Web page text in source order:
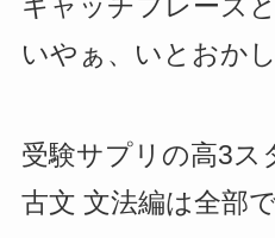
キャッチフレーズ
いやぁ、いとおかし
受験サプリの高3ス
古文 文法編は全部